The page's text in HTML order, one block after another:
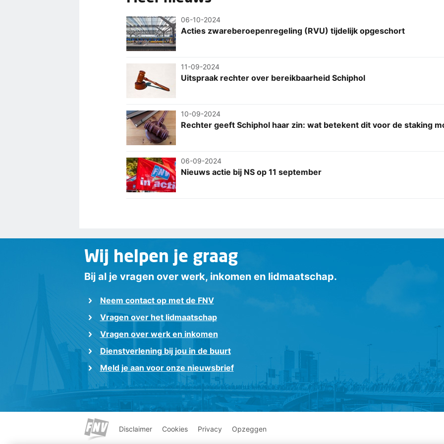
06-10-2024
Acties zwareberoepenregeling (RVU) tijdelijk opgeschort
11-09-2024
Uitspraak rechter over bereikbaarheid Schiphol
10-09-2024
Rechter geeft Schiphol haar zin: wat betekent dit voor de staking
06-09-2024
Nieuws actie bij NS op 11 september
Wij helpen je graag
Bij al je vragen over werk, inkomen en lidmaatschap.
Neem contact op met de FNV
Vragen over het lidmaatschap
Vragen over werk en inkomen
Dienstverlening bij jou in de buurt
Meld je aan voor onze nieuwsbrief
Disclaimer Cookies Privacy Opzeggen